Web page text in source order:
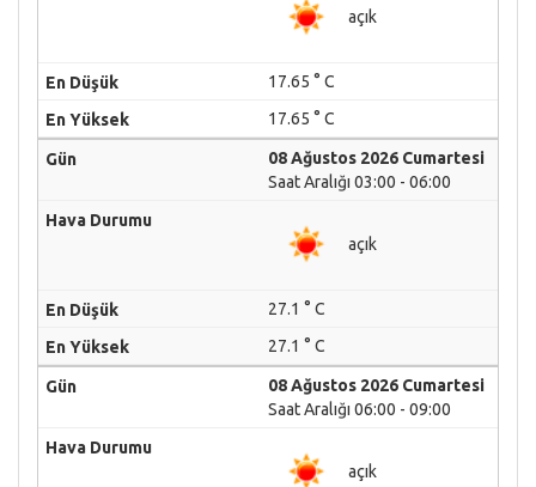
açık
17.65 ° C
17.65 ° C
08 Ağustos 2026 Cumartesi
Saat Aralığı 03:00 - 06:00
açık
27.1 ° C
27.1 ° C
08 Ağustos 2026 Cumartesi
Saat Aralığı 06:00 - 09:00
açık